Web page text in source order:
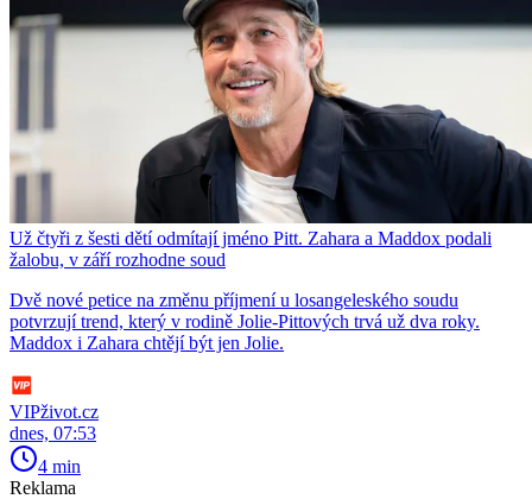
Už čtyři z šesti dětí odmítají jméno Pitt. Zahara a Maddox podali
žalobu, v září rozhodne soud
Dvě nové petice na změnu příjmení u losangeleského soudu
potvrzují trend, který v rodině Jolie-Pittových trvá už dva roky.
Maddox i Zahara chtějí být jen Jolie.
VIPživot.cz
dnes, 07:53
4 min
Reklama